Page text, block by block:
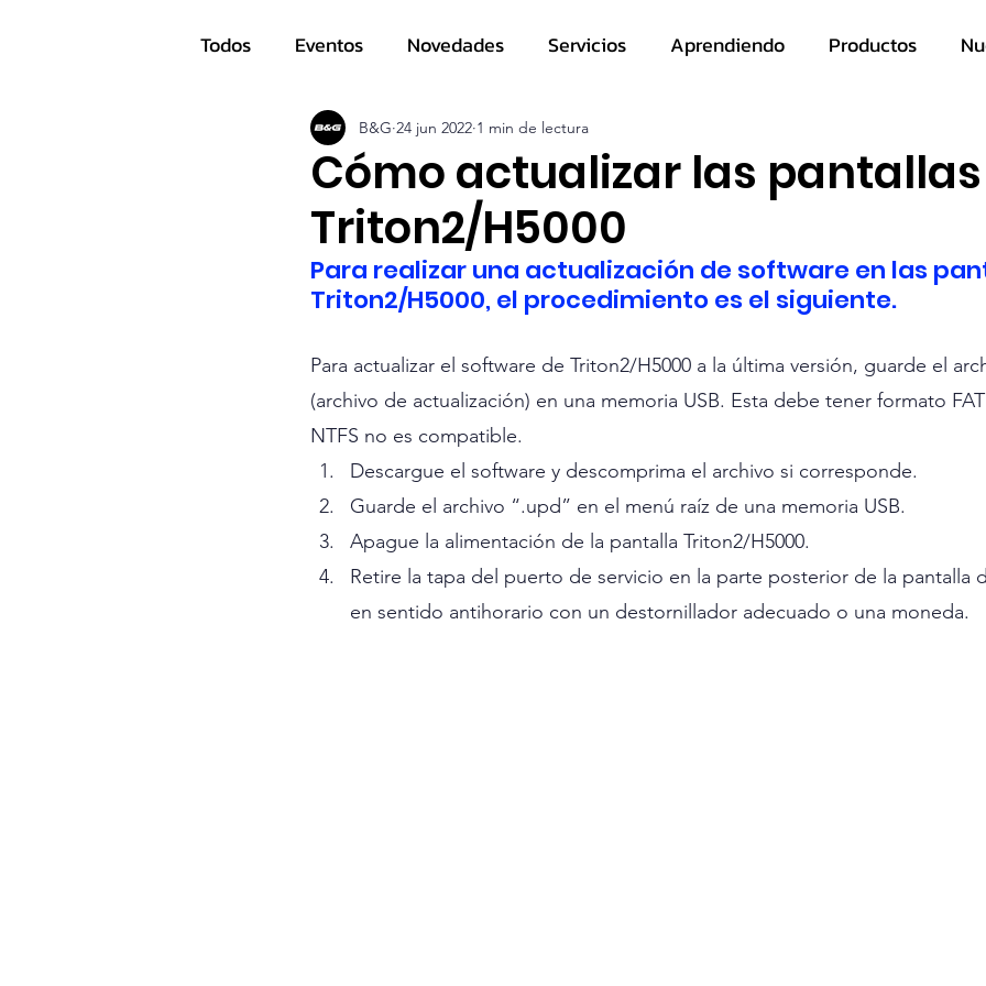
Todos Eventos Novedades Servicios Aprendiendo Productos
Navegantes
Cómo actualizar las pantallas
Triton2/H5000
B&G 24 jun 2022 1 min de lectura
Para realizar una actualización de software en las
Triton2/H5000, el procedimiento es el siguiente.
Para actualizar el software de Triton2/H5000 a la última versión, guarde el
(archivo de actualización) en una memoria USB. Esta debe tener formato
NTFS no es compatible.
Descargue el software y descomprima el archivo si corresponde.
Guarde el archivo “.upd” en el menú raíz de una memoria USB.
Apague la alimentación de la pantalla Triton2/H5000.
Retire la tapa del puerto de servicio en la parte posterior de la pantalla
en sentido antihorario con un destornillador adecuado o una moneda.